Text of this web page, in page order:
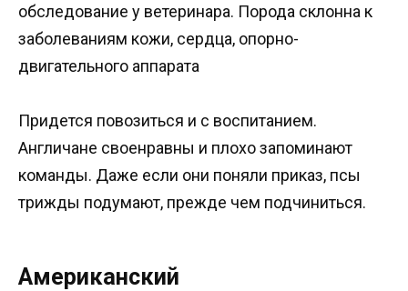
обследование у ветеринара. Порода склонна к
заболеваниям кожи, сердца, опорно-
двигательного аппарата
Придется повозиться и с воспитанием.
Англичане своенравны и плохо запоминают
команды. Даже если они поняли приказ, псы
трижды подумают, прежде чем подчиниться.
Американский